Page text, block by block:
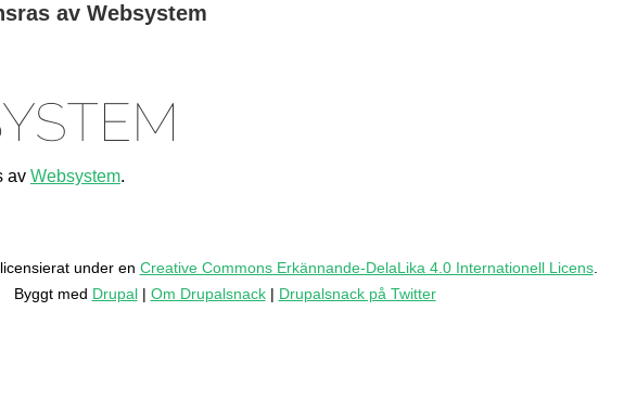
av Websystem
av Websystem.
under en Creative Commons Erkännande-DelaLika 4.0 Internationell Licens.
Byggt med Drupal| Om Drupalsnack| Drupalsnack på Twitter